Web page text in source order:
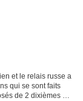
et le relais russe a
qui se sont faits
de 2 dixièmes à